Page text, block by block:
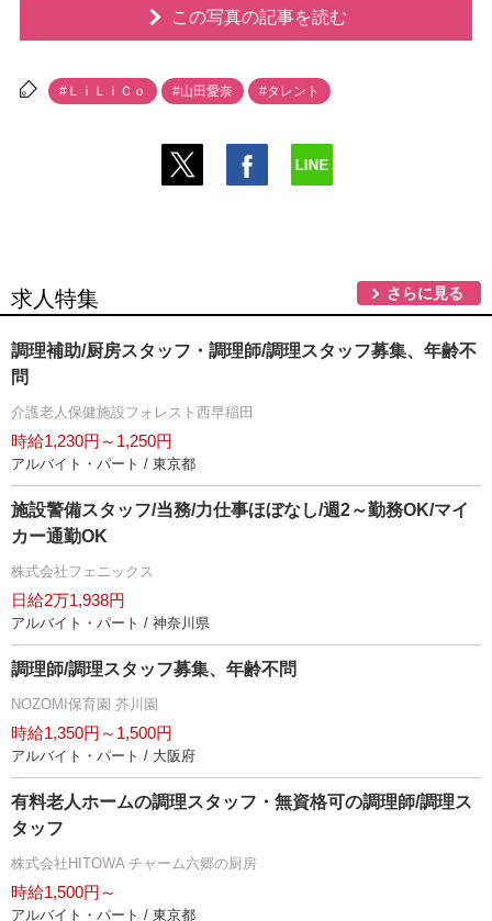
この写真の記事を読む
#ＬｉＬｉＣｏ #山田愛奈 #タレント
求人特集 さらに見る
調理補助/厨房スタッフ・調理師/調理スタッフ募集、年齢不
問
介護老人保健施設フォレスト西早稲田
時給1,230円～1,250円
アルバイト・パート / 東京都
施設警備スタッフ/当務/力仕事ほぼなし/週2～勤務OK/マイ
カー通勤OK
株式会社フェニックス
日給2万1,938円
アルバイト・パート / 神奈川県
調理師/調理スタッフ募集、年齢不問
NOZOMI保育園 芥川園
時給1,350円～1,500円
アルバイト・パート / 大阪府
有料老人ホームの調理スタッフ・無資格可の調理師/調理ス
タッフ
株式会社HITOWA チャーム六郷の厨房
時給1,500円～
アルバイト・パート / 東京都